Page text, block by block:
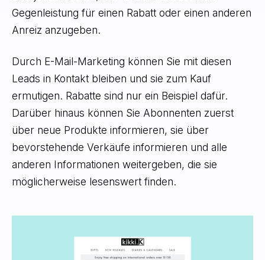
Gegenleistung für einen Rabatt oder einen anderen
Anreiz anzugeben.
Durch E-Mail-Marketing können Sie mit diesen
Leads in Kontakt bleiben und sie zum Kauf
ermutigen. Rabatte sind nur ein Beispiel dafür.
Darüber hinaus können Sie Abonnenten zuerst
über neue Produkte informieren, sie über
bevorstehende Verkäufe informieren und alle
anderen Informationen weitergeben, die sie
möglicherweise lesenswert finden.